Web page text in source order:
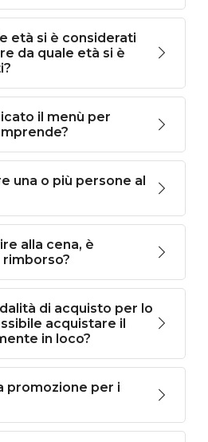
età si è considerati
da quale età si è
il menù per
una o più persone al
alla cena, è
di acquisto per lo
acquistare il
in loco?
promozione per i